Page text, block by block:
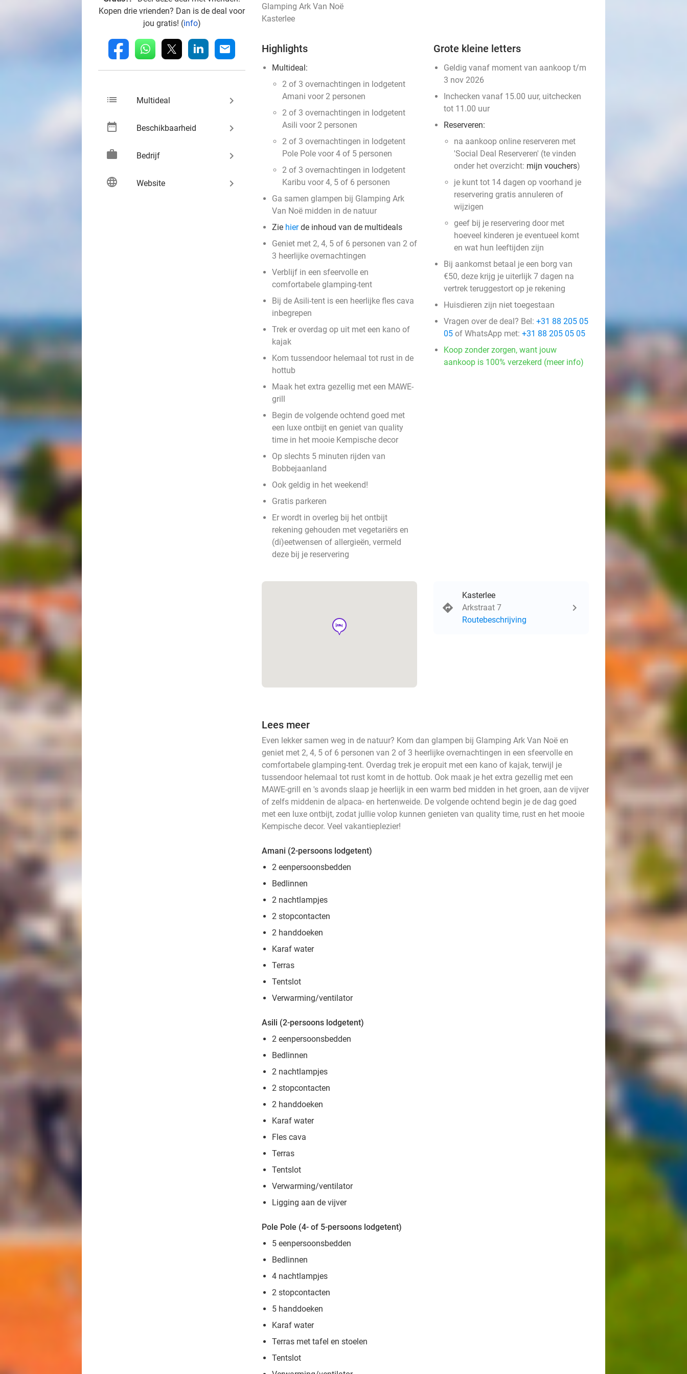
Kopen drie vrienden? Dan is de deal voor
jou gratis! (info)
fb whatsapp linkedin mail
list Multideal keyboard_arrow_right
date_range Beschikbaarheid keyboard_arrow_right
work Bedrijf keyboard_arrow_right
language Website keyboard_arrow_right
Glamping Ark Van Noë
Kasterlee
Highlights
Multideal:
2 of 3 overnachtingen in lodgetent
Amani voor 2 personen
2 of 3 overnachtingen in lodgetent
Asili voor 2 personen
2 of 3 overnachtingen in lodgetent
Pole Pole voor 4 of 5 personen
2 of 3 overnachtingen in lodgetent
Karibu voor 4, 5 of 6 personen
Ga samen glampen bij Glamping Ark
Van Noë midden in de natuur
Zie hierde inhoud van de multideals
Geniet met 2, 4, 5 of 6 personen van 2 of
3 heerlijke overnachtingen
Verblijf in een sfeervolle en
comfortabele glamping-tent
Bij de Asili-tent is een heerlijke fles cava
inbegrepen
Trek er overdag op uit met een kano of
kajak
Kom tussendoor helemaal tot rust in de
hottub
Maak het extra gezellig met een MAWE-
grill
Begin de volgende ochtend goed met
een luxe ontbijt en geniet van quality
time in het mooie Kempische decor
Op slechts 5 minuten rijden van
Bobbejaanland
Ook geldig in het weekend!
Gratis parkeren
Er wordt in overleg bij het ontbijt
rekening gehouden met vegetariërs en
(di)eetwensen of allergieën, vermeld
deze bij je reservering
Grote kleine letters
Geldig vanaf moment van aankoop t/m
3 nov 2026
Inchecken vanaf 15.00 uur, uitchecken
tot 11.00 uur
Reserveren:
na aankoop online reserveren met
'Social Deal Reserveren' (te vinden
onder het overzicht: mijn vouchers)
je kunt tot 14 dagen op voorhand je
reservering gratis annuleren of
wijzigen
geef bij je reservering door met
hoeveel kinderen je eventueel komt
en wat hun leeftijden zijn
Bij aankomst betaal je een borg van
€50, deze krijg je uiterlijk 7 dagen na
vertrek teruggestort op je rekening
Huisdieren zijn niet toegestaan
Vragen over de deal? Bel: +31 88 205 05
05 of WhatsApp met: +31 88 205 05 05
Koop zonder zorgen, want jouw
aankoop is 100% verzekerd (meer info)
hotel
Kasterlee
Arkstraat 7
Routebeschrijving
Lees meer
Even lekker samen weg in de natuur? Kom dan glampen bij Glamping Ark Van Noë en
geniet met 2, 4, 5 of 6 personen van 2 of 3 heerlijke overnachtingen in een sfeervolle en
comfortabele glamping-tent. Overdag trek je eropuit met een kano of kajak, terwijl je
tussendoor helemaal tot rust komt in de hottub. Ook maak je het extra gezellig met een
MAWE-grill en 's avonds slaap je heerlijk in een warm bed midden in het groen, aan de vijver
of zelfs middenin de alpaca- en hertenweide. De volgende ochtend begin je de dag goed
met een luxe ontbijt, zodat jullie volop kunnen genieten van quality time, rust en het mooie
Kempische decor. Veel vakantieplezier!
Amani (2-persoons lodgetent)
2 eenpersoonsbedden
Bedlinnen
2 nachtlampjes
2 stopcontacten
2 handdoeken
Karaf water
Terras
Tentslot
Verwarming/ventilator
Asili (2-persoons lodgetent)
2 eenpersoonsbedden
Bedlinnen
2 nachtlampjes
2 stopcontacten
2 handdoeken
Karaf water
Fles cava
Terras
Tentslot
Verwarming/ventilator
Ligging aan de vijver
Pole Pole (4- of 5-persoons lodgetent)
5 eenpersoonsbedden
Bedlinnen
4 nachtlampjes
2 stopcontacten
5 handdoeken
Karaf water
Terras met tafel en stoelen
Tentslot